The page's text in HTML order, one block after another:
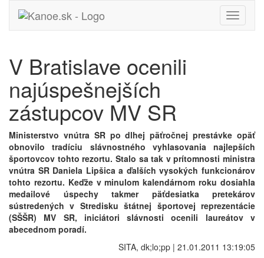
Toggle
V Bratislave ocenili
najúspešnejších
zástupcov MV SR
Ministerstvo vnútra SR po dlhej päťročnej prestávke opäť
obnovilo tradíciu slávnostného vyhlasovania najlepších
športovcov tohto rezortu. Stalo sa tak v prítomnosti ministra
vnútra SR Daniela Lipšica a ďalších vysokých funkcionárov
tohto rezortu. Keďže v minulom kalendárnom roku dosiahla
medailové úspechy takmer päťdesiatka pretekárov
sústredených v Stredisku štátnej športovej reprezentácie
(SŠŠR) MV SR, iniciátori slávnosti ocenili laureátov v
abecednom poradí.
SITA, dk;lo;pp | 21.01.2011 13:19:05